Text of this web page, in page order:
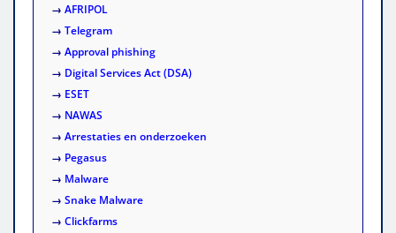
→ AFRIPOL
→ Telegram
→ Approval phishing
→ Digital Services Act (DSA)
→ ESET
→ NAWAS
→ Arrestaties en onderzoeken
→ Pegasus
→ Malware
→ Snake Malware
→ Clickfarms